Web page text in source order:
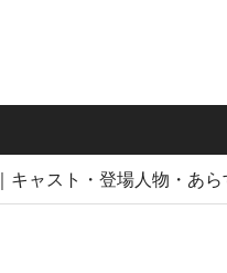
ャスト・登場人物・あ